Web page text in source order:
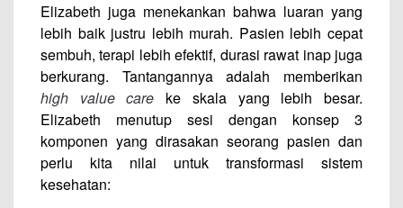
Elizabeth juga menekankan bahwa luaran yang
lebih baik justru lebih murah. Pasien lebih cepat
sembuh, terapi lebih efektif, durasi rawat inap juga
berkurang. Tantangannya adalah memberikan
high value care ke skala yang lebih besar.
Elizabeth menutup sesi dengan konsep 3
komponen yang dirasakan seorang pasien dan
perlu kita nilai untuk transformasi sistem
kesehatan: